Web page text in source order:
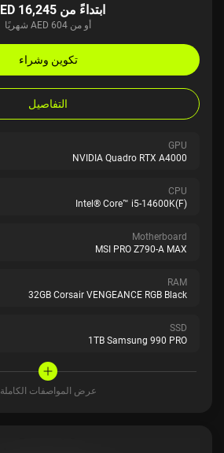
ابتداءً من AED 16,245
أو من AED 604 شهريًا
تكوين وشراء
التفاصيل
GPU
NVIDIA Quadro RTX A4000
CPU
Intel® Core™ i5-14600K(F)
Motherboard
MSI PRO Z790-A MAX
RAM
32GB Corsair VENGEANCE RGB Black
SSD
1TB Samsung 990 PRO
عرض المواصفات الكاملة